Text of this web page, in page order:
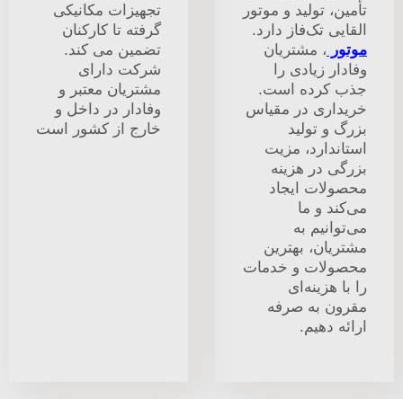
تأمین، تولید و موتور
القایی تک‌فاز دارد.
موتور ، مشتریان
وفادار زیادی را
جذب کرده است.
خریداری در مقیاس
بزرگ و تولید
استاندارد، مزیت
بزرگی در هزینه
محصولات ایجاد
می‌کند و ما
می‌توانیم به
مشتریان، بهترین
محصولات و خدمات
را با هزینه‌ای
مقرون به صرفه
ارائه دهیم.
تجهیزات مکانیکی
گرفته تا کارکنان
تضمین می کند.
شرکت دارای
مشتریان معتبر و
وفادار در داخل و
خارج از کشور است